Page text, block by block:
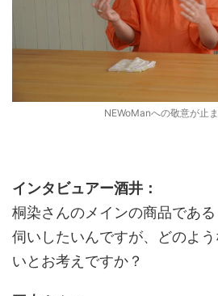
NEWoManへの敬意が止
インタビュアー酒井：
桐染さんのメインの商品であ
伺いしたいんですが、どのよ
いとお考えですか？